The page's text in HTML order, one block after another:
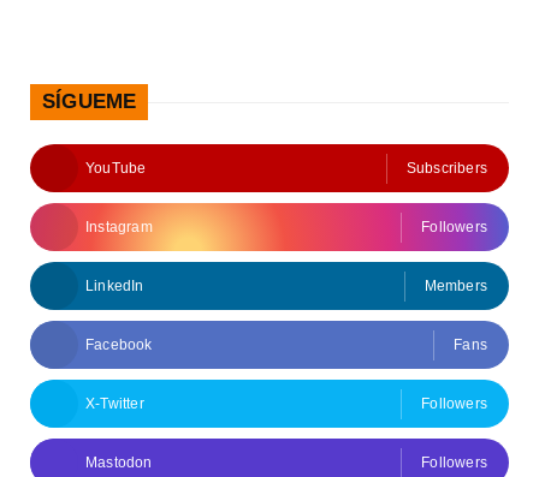
SÍGUEME
YouTube Subscribers
Instagram Followers
LinkedIn Members
Facebook Fans
X-Twitter Followers
Mastodon Followers